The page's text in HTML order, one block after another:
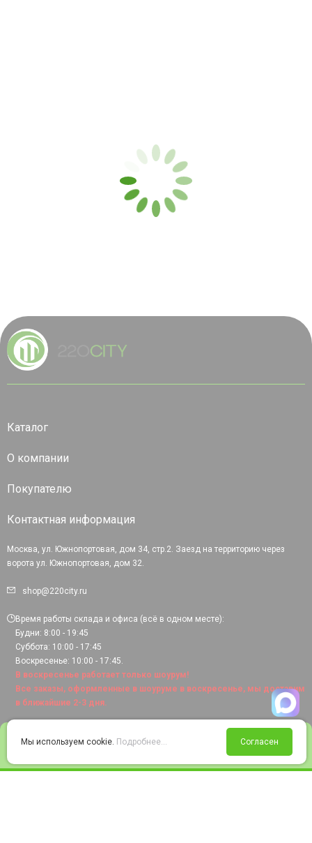
Войти Избранное Корзина
Каталог
О компании
Покупателю
Контактная информация
Москва, ул. Южнопортовая, дом 34, стр.2. Заезд на территорию через
ворота ул. Южнопортовая, дом 32.
shop@220city.ru
Время работы склада и офиса (всё в одном месте):
Будни: 8:00 - 19:45
Суббота: 10:00 - 17:45
Воскресенье: 10:00 - 17:45.
В воскресенье работает только шоурум!
Все заказы, оформленные в шоуруме в воскресенье, мы доставим
в ближайшие 2-3 дня.
Мы используем cookie. Подробнее... Согласен